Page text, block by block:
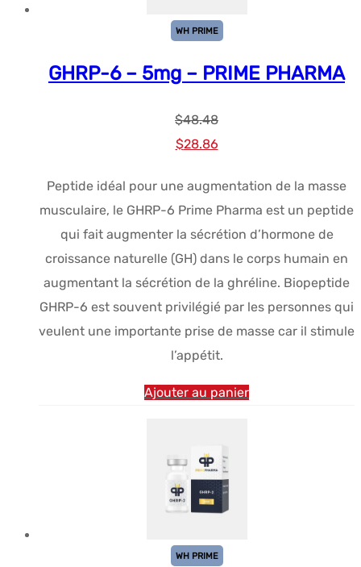
WH PRIME
GHRP-6 – 5mg – PRIME PHARMA
$48.48
Le
initial
était :
$48.48.
$28.86Le
actuel
est :
$28.86.
Peptide idéal pour une augmentation de la masse
musculaire, le GHRP-6 Prime Pharma est un peptide
qui fait augmenter la sécrétion d’hormone de
croissance naturelle (GH) dans le corps humain en
augmentant la sécrétion de la ghréline. Biopeptide
GHRP-6 est souvent privilégié par les personnes qui
veulent une importante prise de masse car il stimule
l’appétit.
Ajouter au panier
WH PRIME